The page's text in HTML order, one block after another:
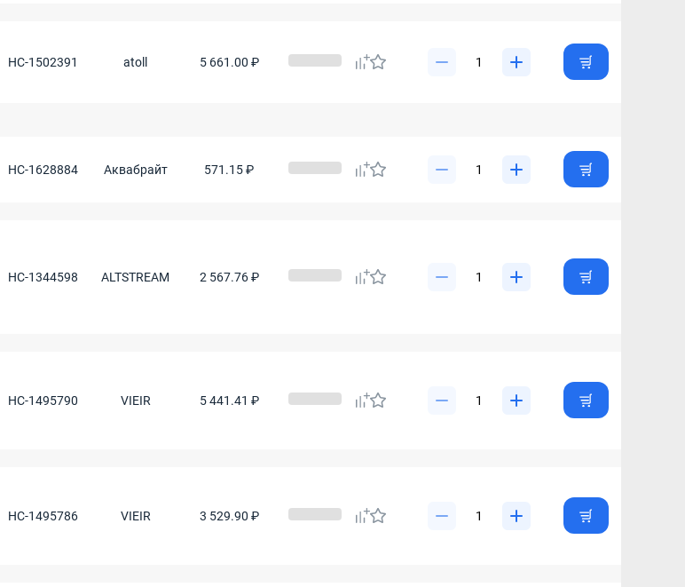
НС-1502391 atoll 5 661.00 ₽
НС-1628884 Аквабрайт 571.15 ₽
НС-1344598 ALTSTREAM 2 567.76 ₽
НС-1495790 VIEIR 5 441.41 ₽
НС-1495786 VIEIR 3 529.90 ₽